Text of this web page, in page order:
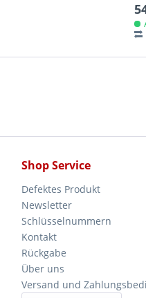
Shop Service
Defektes Produkt
Newsletter
Schlüsselnummern
Kontakt
Rückgabe
Über uns
Versand und